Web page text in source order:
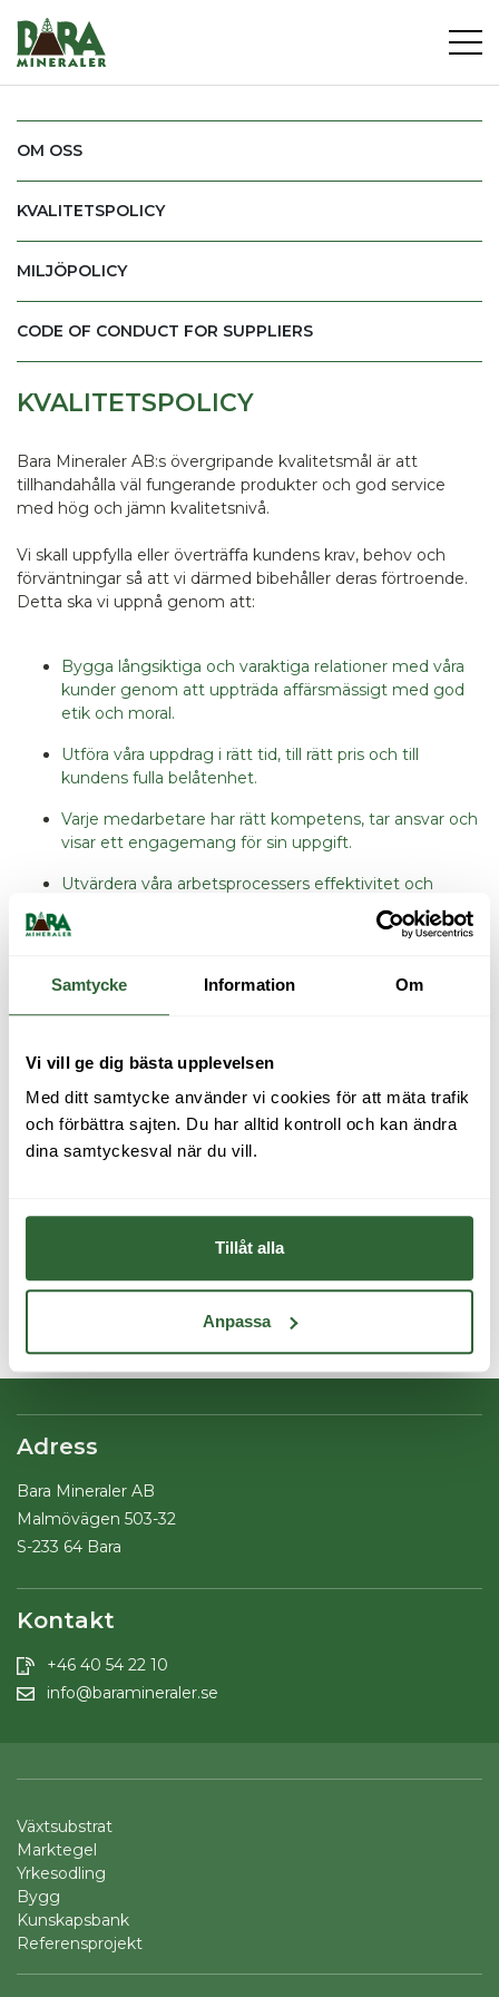
Samtycke Information Om
Vi vill ge dig bästa upplevelsen
Med ditt samtycke använder vi cookies för att mäta trafik
och förbättra sajten. Du har alltid kontroll och kan ändra
dina samtyckesval när du vill.
Tillåt alla
Anpassa
OM OSS
KVALITETSPOLICY
MILJÖPOLICY
CODE OF CONDUCT FOR SUPPLIERS
KVALITETSPOLICY
Bara Mineraler AB:s övergripande kvalitetsmål är att
tillhandahålla väl fungerande produkter och god service
med hög och jämn kvalitetsnivå.
Vi skall uppfylla eller överträffa kundens krav, behov och
förväntningar så att vi därmed bibehåller deras förtroende.
Detta ska vi uppnå genom att:
Bygga långsiktiga och varaktiga relationer med våra
kunder genom att uppträda affärsmässigt med god
etik och moral.
Utföra våra uppdrag i rätt tid, till rätt pris och till
kundens fulla belåtenhet.
Varje medarbetare har rätt kompetens, tar ansvar och
visar ett engagemang för sin uppgift.
Utvärdera våra arbetsprocessers effektivitet och
därigenom jobba mot ständiga förbättringar.
Samverka med branschorganisationerna.
Utvärdera kvalitetspolicyns fortsatta lämplighet vid
ledningens genomgångar.
Göra vår kvalitetspolicy förstådd bland våra
medarbetare, samt känd hos våra kunder, leverantörer
och andra intressenter.
Adress
Bara Mineraler AB
Malmövägen 503-32
S-233 64 Bara
Kontakt
+46 40 54 22 10
info@baramineraler.se
Växtsubstrat
Marktegel
Yrkesodling
Bygg
Kunskapsbank
Referensprojekt